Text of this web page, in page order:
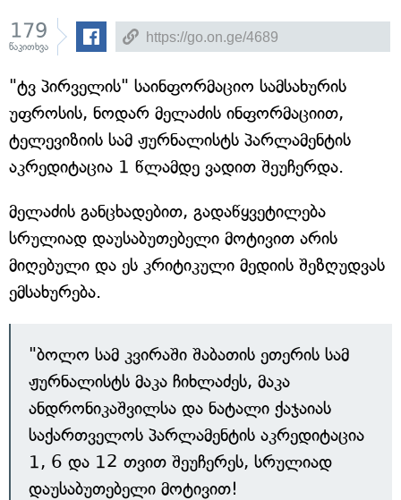
179
წაკითხვა
"ტვ პირველის" საინფორმაციო სამსახურის
უფროსის, ნოდარ მელაძის ინფორმაციით,
ტელევიზიის სამ ჟურნალისტს პარლამენტის
აკრედიტაცია 1 წლამდე ვადით შეუჩერდა.
მელაძის განცხადებით, გადაწყვეტილება
სრულიად დაუსაბუთებელი მოტივით არის
მიღებული და ეს კრიტიკული მედიის შეზღუდვას
ემსახურება.
"ბოლო სამ კვირაში შაბათის ეთერის სამ
ჟურნალისტს მაკა ჩიხლაძეს, მაკა
ანდრონიკაშვილსა და ნატალი ქაჯაიას
საქართველოს პარლამენტის აკრედიტაცია
1, 6 და 12 თვით შეუჩერეს, სრულიად
დაუსაბუთებელი მოტივით!